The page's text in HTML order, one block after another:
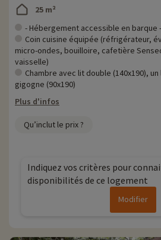
nous avons déjà négocié des activités,
remise directement en ligne après avoir
vous pouvez les découvrir en cliquant ici
Plus d'informations
• Animaux de compagnie acceptés, en
25 m²
- Hébergement accessible en barque -
Coin cuisine équipée (réfrigérateur,
micro-ondes, bouilloire, cafetière
vaisselle)
Chambre avec lit double (140x190),
gigogne (90x190)
Plus d'infos
Qu’inclut le prix ?
Indiquez vos critères pour
disponibilités de ce logement
Modifier